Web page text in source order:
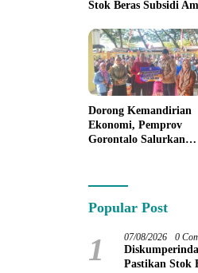
Stok Beras Subsidi
Dorong Kemandirian
Ekonomi, Pemprov
Gorontalo Salurkan
Pelaku Usaha
Popular Post
1 07/08/2026 0
Pastikan Stok